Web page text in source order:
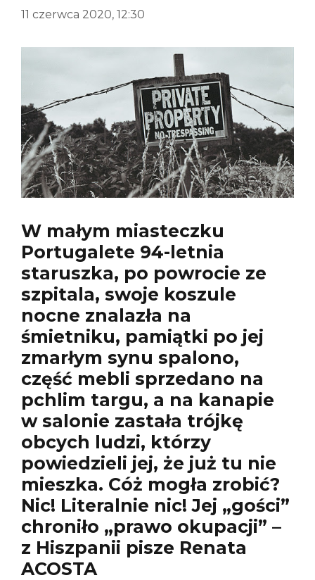
11 czerwca 2020, 12:30
W małym miasteczku
Portugalete 94-letnia
staruszka, po powrocie ze
szpitala, swoje koszule
nocne znalazła na
śmietniku, pamiątki po jej
zmarłym synu spalono,
część mebli sprzedano na
pchlim targu, a na kanapie
w salonie zastała trójkę
obcych ludzi, którzy
powiedzieli jej, że już tu nie
mieszka. Cóż mogła zrobić?
Nic! Literalnie nic! Jej „gości”
chroniło „prawo okupacji” –
z Hiszpanii pisze Renata
ACOSTA